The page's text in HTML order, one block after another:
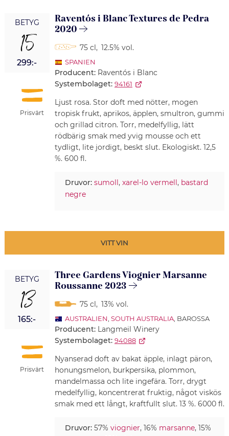
BETYG
15
299:-
Prisvärt
Raventós i Blanc Textures de Pedra
2020
75 cl, 12.5% vol.
SPANIEN
Producent: Raventós i Blanc
Systembolaget: 94161
Ljust rosa. Stor doft med nötter, mogen
tropisk frukt, aprikos, äpplen, smultron, gummi
och grillad citron. Torr, medelfyllig, lätt
rödbärig smak med yvig mousse och ett
tydligt, lite jordigt, beskt slut. Ekologiskt. 12,5
%. 600 fl.
Druvor: sumoll, xarel-lo vermell, bastard
negre
VITT VIN
BETYG
13
165:-
Prisvärt
Three Gardens Viognier Marsanne
Roussanne 2023
75 cl, 13% vol.
AUSTRALIEN SOUTH AUSTRALIA, BAROSSA
Producent: Langmeil Winery
Systembolaget: 94088
Nyanserad doft av bakat äpple, inlagt päron,
honungsmelon, burkpersika, plommon,
mandelmassa och lite ingefära. Torr, drygt
medelfyllig, koncentrerat fruktig, något viskös
smak med ett långt, kraftfullt slut. 13 %. 6000 fl.
Druvor:57% viognier, 16% marsanne, 15%